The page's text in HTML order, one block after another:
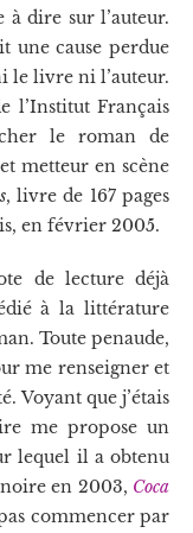
dire sur l’auteur.
une cause perdue
le livre ni l’auteur.
l’Institut Français
le roman de
metteur en scène
, livre de 167 pages
en février 2005.
de lecture déjà
à la littérature
Toute penaude,
me renseigner et
Voyant que j’étais
me propose un
lequel il a obtenu
en 2003, Coca
commencer par